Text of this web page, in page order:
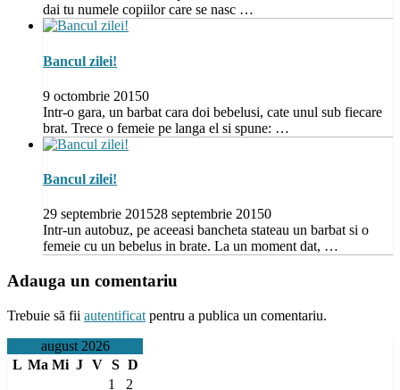
dai tu numele copiilor care se nasc …
Bancul zilei!
9 octombrie 20150
Intr-o gara, un barbat cara doi bebelusi, cate unul sub fiecare
brat. Trece o femeie pe langa el si spune: …
Bancul zilei!
29 septembrie 201528 septembrie 20150
Intr-un autobuz, pe aceeasi bancheta stateau un barbat si o
femeie cu un bebelus in brate. La un moment dat, …
Adauga un comentariu
Trebuie să fii autentificat pentru a publica un comentariu.
august 2026
L Ma Mi J V S D
1
2